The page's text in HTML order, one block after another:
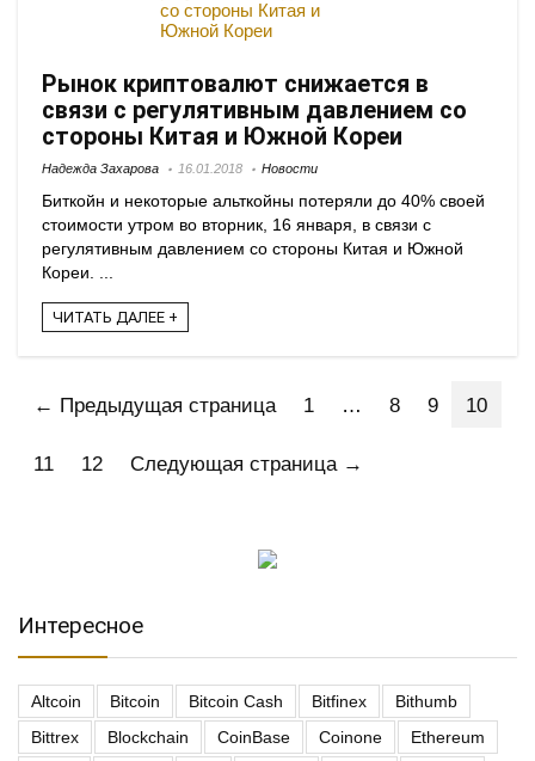
Рынок криптовалют снижается в
связи с регулятивным давлением со
стороны Китая и Южной Кореи
Надежда Захарова 16.01.2018 Новости
Биткойн и некоторые альткойны потеряли до 40% своей
стоимости утром во вторник, 16 января, в связи с
регулятивным давлением со стороны Китая и Южной
Кореи. ...
ЧИТАТЬ ДАЛЕЕ +
← Предыдущая страница 1 8 9 10
11 12 Следующая страница →
Интересное
Altcoin Bitcoin Bitcoin Cash Bitfinex
Bithumb
Bittrex
Blockchain CoinBase Coinone
Ethereum